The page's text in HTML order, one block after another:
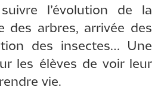
l’évolution de la
des arbres, arrivée des
des insectes… Une
les élèves de voir leur
vie.